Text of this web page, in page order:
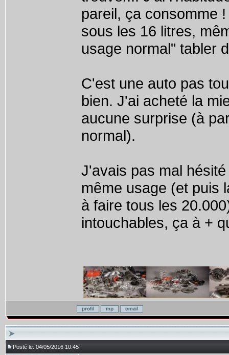
pareil, ça consomme
sous les 16 litres,
usage normal" tabler
C'est une auto pas
bien. J'ai acheté la
aucune surprise (à
normal).
J'avais pas mal
même usage (et puis
à faire tous les
intouchables, ça à +
Posté le: 04/05/2016 10:45